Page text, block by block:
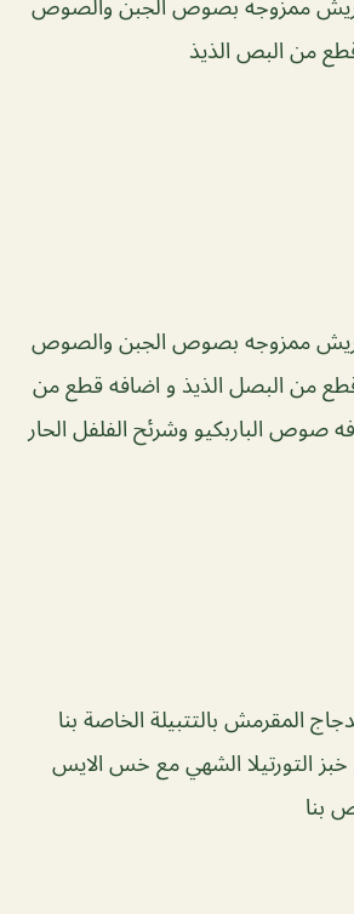
ممزوجه بصوص الجبن والصوص
من البص الذيذ
ممزوجه بصوص الجبن والصوص
قطع من البصل الذيذ و اضافه قطع من
صوص الباربكيو وشرئح الفلفل الحار
المقرمش بالتتبيلة الخاصة بنا
التورتيلا الشهي مع خس الايس
بنا